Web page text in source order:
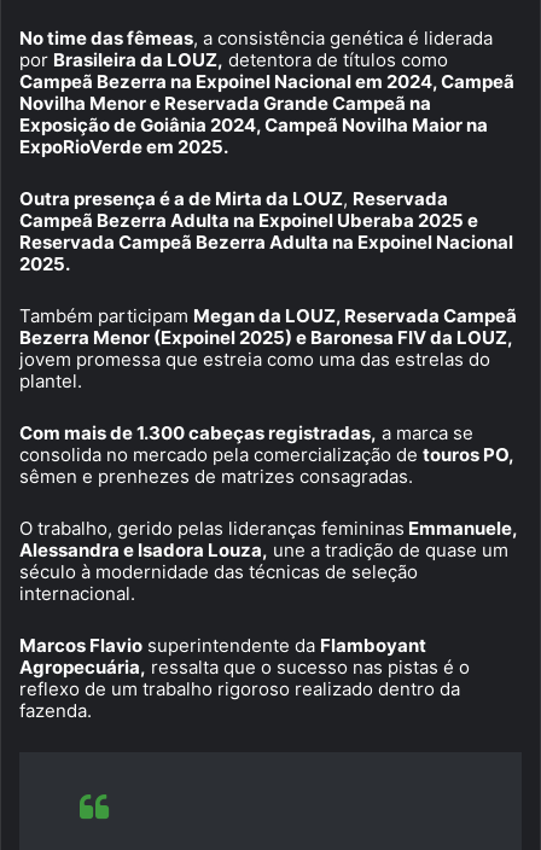
No time das fêmeas, a consistência genética é liderada
por Brasileira da LOUZ, detentora de títulos como
Campeã Bezerra na Expoinel Nacional em 2024, Campeã
Novilha Menor e Reservada Grande Campeã na
Exposição de Goiânia 2024, Campeã Novilha Maior na
ExpoRioVerde em 2025.
Outra presença é a de Mirta da LOUZ, Reservada
Campeã Bezerra Adulta na Expoinel Uberaba 2025 e
Reservada Campeã Bezerra Adulta na Expoinel Nacional
2025.
Também participam Megan da LOUZ, Reservada Campeã
Bezerra Menor (Expoinel 2025) e Baronesa FIV da LOUZ,
jovem promessa que estreia como uma das estrelas do
plantel.
Com mais de 1.300 cabeças registradas, a marca se
consolida no mercado pela comercialização de touros PO,
sêmen e prenhezes de matrizes consagradas.
O trabalho, gerido pelas lideranças femininas Emmanuele,
Alessandra e Isadora Louza, une a tradição de quase um
século à modernidade das técnicas de seleção
internacional.
Marcos Flavio superintendente da Flamboyant
Agropecuária, ressalta que o sucesso nas pistas é o
reflexo de um trabalho rigoroso realizado dentro da
fazenda.